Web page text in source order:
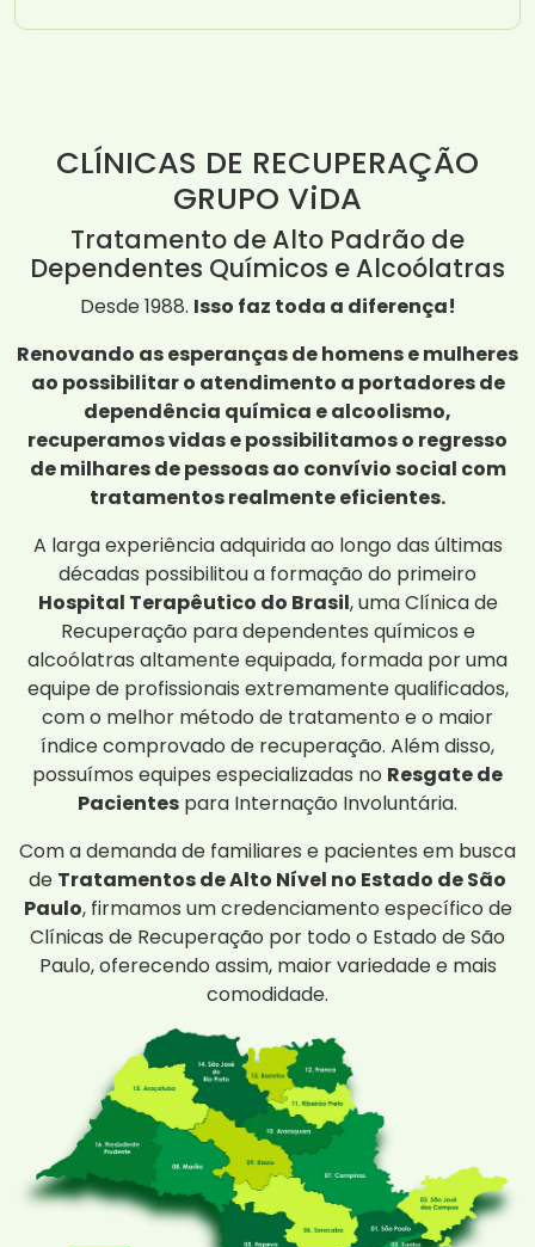
CLÍNICAS DE RECUPERAÇÃO
GRUPO ViDA
Tratamento de Alto Padrão de
Dependentes Químicos e Alcoólatras
Desde 1988. Isso faz toda a diferença!
Renovando as esperanças de homens e mulheres
ao possibilitar o atendimento a portadores de
dependência química e alcoolismo,
recuperamos vidas e possibilitamos o regresso
de milhares de pessoas ao convívio social com
tratamentos realmente eficientes.
A larga experiência adquirida ao longo das últimas
décadas possibilitou a formação do primeiro
Hospital Terapêutico do Brasil, uma Clínica de
Recuperação para dependentes químicos e
alcoólatras altamente equipada, formada por uma
equipe de profissionais extremamente qualificados,
com o melhor método de tratamento e o maior
índice comprovado de recuperação. Além disso,
possuímos equipes especializadas no Resgate de
Pacientes para Internação Involuntária.
Com a demanda de familiares e pacientes em busca
de Tratamentos de Alto Nível no Estado de São
Paulo, firmamos um credenciamento específico de
Clínicas de Recuperação por todo o Estado de São
Paulo, oferecendo assim, maior variedade e mais
comodidade.